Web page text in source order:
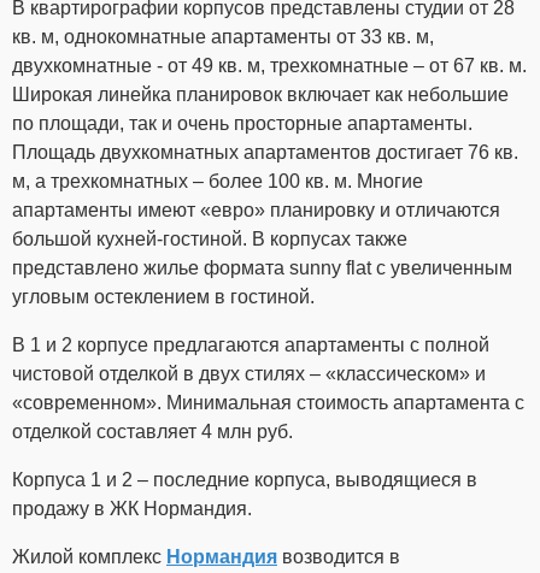
В квартирографии корпусов представлены студии от 28
кв. м, однокомнатные апартаменты от 33 кв. м,
двухкомнатные - от 49 кв. м, трехкомнатные – от 67 кв. м.
Широкая линейка планировок включает как небольшие
по площади, так и очень просторные апартаменты.
Площадь двухкомнатных апартаментов достигает 76 кв.
м, а трехкомнатных – более 100 кв. м. Многие
апартаменты имеют «евро» планировку и отличаются
большой кухней-гостиной. В корпусах также
представлено жилье формата sunny flat с увеличенным
угловым остеклением в гостиной.
В 1 и 2 корпусе предлагаются апартаменты с полной
чистовой отделкой в двух стилях – «классическом» и
«современном». Минимальная стоимость апартамента с
отделкой составляет 4 млн руб.
Корпуса 1 и 2 – последние корпуса, выводящиеся в
продажу в ЖК Нормандия.
Жилой комплекс Нормандия возводится в